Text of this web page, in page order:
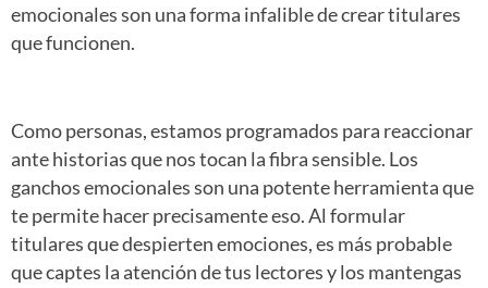
emocionales son una forma infalible de crear titulares
que funcionen.
Como personas, estamos programados para reaccionar
ante historias que nos tocan la fibra sensible. Los
ganchos emocionales son una potente herramienta que
te permite hacer precisamente eso. Al formular
titulares que despierten emociones, es más probable
que captes la atención de tus lectores y los mantengas